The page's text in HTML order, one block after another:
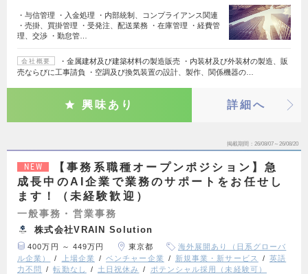
・与信管理 ・入金処理 ・内部統制、コンプライアンス関連
・売掛、買掛管理 ・受発注、配送業務 ・在庫管理 ・経費管
理、交渉 ・勤怠管…
会社概要
・金属建材及び建築材料の製造販売 ・内装材及び外装材の製造、販
売ならびに工事請負 ・空調及び換気装置の設計、製作、関係機器の…
興味あり 詳細へ
掲載期間 26/08/07～26/08/20
NEW
【事務系職種オープンポジション】急
成長中のAI企業で業務のサポートをお任せし
ます！（未経験歓迎）
一般事務・営業事務
株式会社VRAIN Solution
400万円 ～ 449万円 東京都
海外展開あり（日系グローバ
ル企業）
上場企業 ベンチャー企業 新規事業・新サービス
英語
力不問
転勤なし 土日祝休み ポテンシャル採用（未経験可）